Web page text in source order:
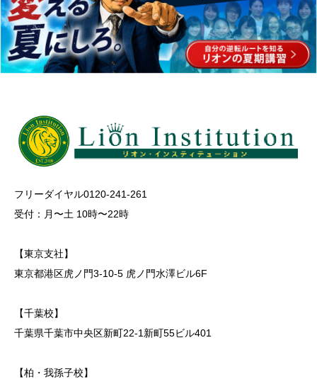
フリーダイヤル0120-241-261
受付：月〜土 10時〜22時
【東京支社】
東京都港区虎ノ門3-10-5 虎ノ門水澤ビル6F
【千葉校】
千葉県千葉市中央区新町22-1新町55ビル401
【柏・我孫子校】